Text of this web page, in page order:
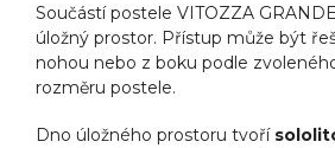
Součástí postele VITOZZA
úložný prostor. Přístup může být
nohou nebo z boku podle
rozměru postele.
Dno úložného prostoru tvoří